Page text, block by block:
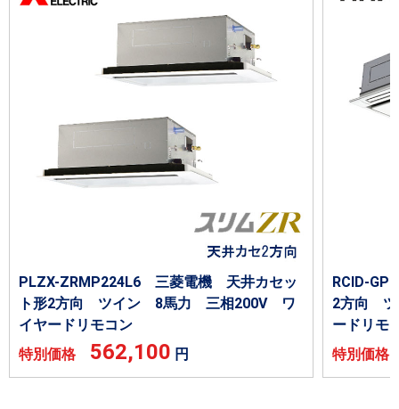
PLZX-ZRMP224L6 三菱電機 天井カセッ
ト形2方向 ツイン 8馬力 三相200V ワ
イヤードリモコン
特別価格 562,100 円
RCID-
2方向
ードリモ
特別価